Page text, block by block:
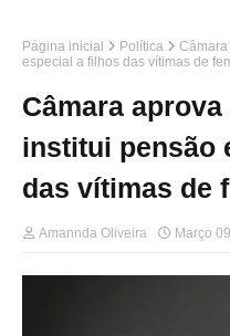
Página inicial Política
especial a filhos das vítimas de
Câmara
institui pensão
das vítimas de
Amannda Oliveira Março